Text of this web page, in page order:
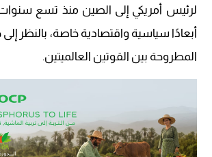
لرئيس أمريكي إلى الصين منذ تسع
أبعادًا سياسية واقتصادية خاصة، بالنظر
المطروحة بين القوتين العالميتين.